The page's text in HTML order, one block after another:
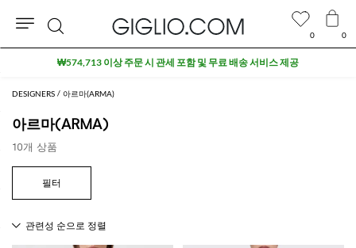
DESIGNERS 아르마(ARMA)
아르마(ARMA)
10개 상품
0 0
검
색
₩574,713 이상 주문 시 관세 포함 및 무료 배송 서비스 제공